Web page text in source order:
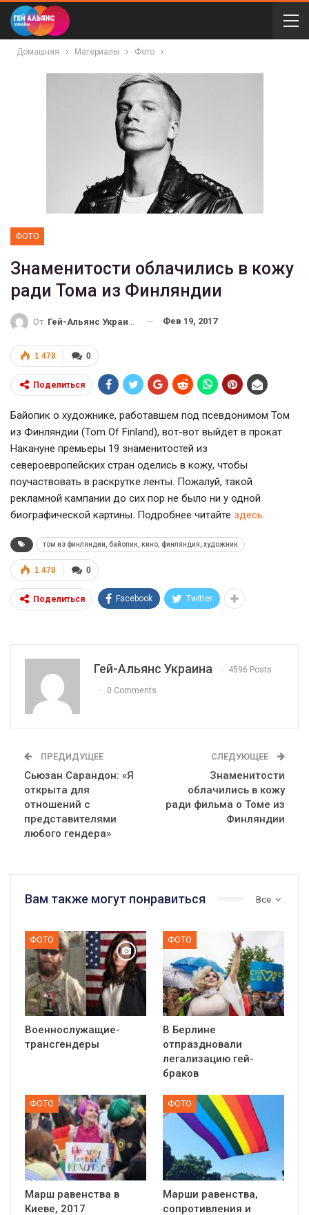
Домашняя Материалы Фото
ФОТО
Знаменитости облачились в кожу
ради Тома из Финляндии
От Гей-Альянс Украина Фев 19, 2017
0
1 478
Поделиться
Байопик о художнике, работавшем под псевдонимом Том
из Финляндии (Tom Of Finland), вот-вот выйдет в прокат.
Накануне премьеры 19 знаменитостей из
североевропейских стран оделись в кожу, чтобы
поучаствовать в раскрутке ленты. Пожалуй, такой
рекламной кампании до сих пор не было ни у одной
биографической картины. Подробнее читайте здесь
том из финляндии, байопик, кино, финляндия, художник
0
1 478
Поделиться Facebook Twitter
Гей-Альянс Украина 4596 Posts
0 Comments
ПРЕДИДУЩЕЕ
Сьюзан Сарандон: «Я
открыта для
отношений с
представителями
любого гендера»
СЛЕДУЮЩЕЕ
Знаменитости
облачились в кожу
ради фильма о Томе из
Финляндии
Все
Вам также могут понравиться
ФОТО
Военнослужащие-
трансгендеры
ФОТО
В Берлине
отпраздновали
легализацию гей-
браков
ФОТО
Марш равенства в
Киеве, 2017
ФОТО
Марши равенства,
сопротивления и